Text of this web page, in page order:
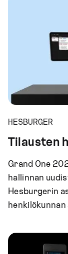
HESBURGER
Tilausten
Grand One
hallinnan
Hesburgerin
henkilökunnan